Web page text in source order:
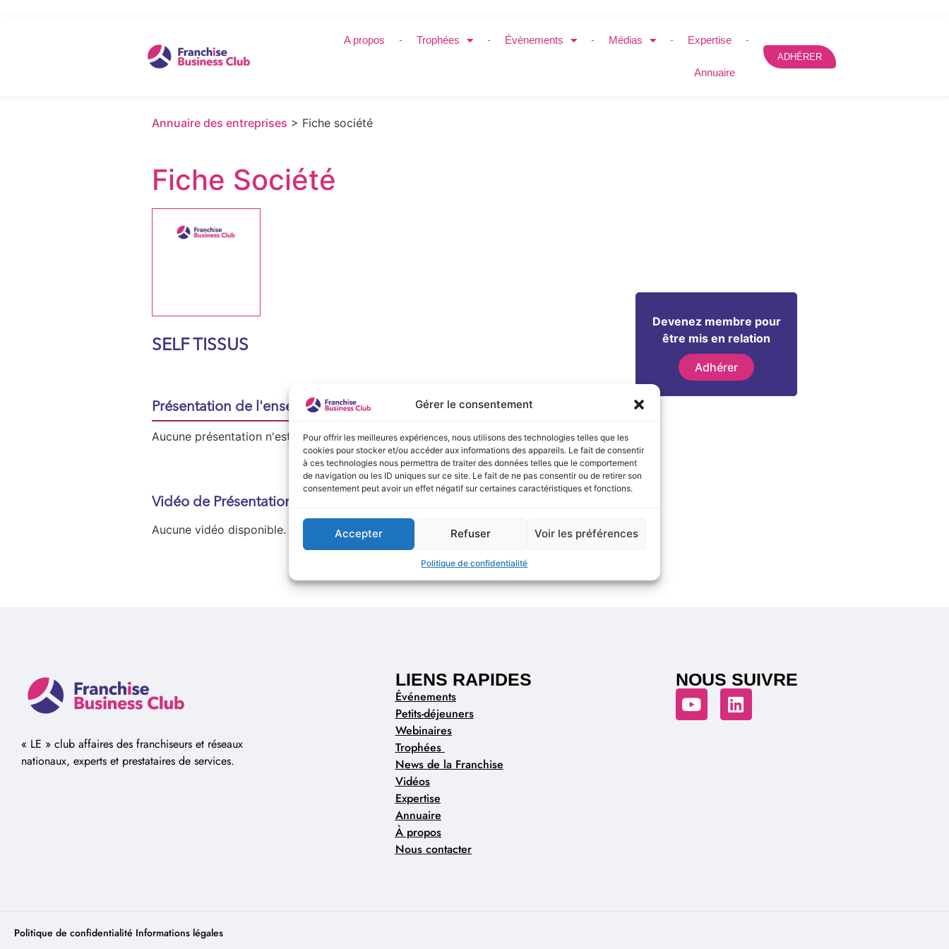
Gérer le consentement
Pour offrir les meilleures expériences, nous utilisons des technologies telles que les
cookies pour stocker et/ou accéder aux informations des appareils. Le fait de consentir
à ces technologies nous permettra de traiter des données telles que le comportement
de navigation ou les ID uniques sur ce site. Le fait de ne pas consentir ou de retirer son
consentement peut avoir un effet négatif sur certaines caractéristiques et fonctions.
Accepter Refuser Voir les préférences
Politique de confidentialité
A propos Trophées Évènements Médias Expertise
Annuaire
ADHÉRER
Annuaire des entreprises > Fiche société
Devenez membre pour
être mis en relation
Adhérer
Fiche Société
SELF TISSUS
Présentation de l'enseigne :
Aucune présentation n'est disponible actuellement !
Vidéo de Présentation
Aucune vidéo disponible.
« LE » club affaires des franchiseurs et réseaux
nationaux, experts et prestataires de services.
LIENS RAPIDES
Événements
Petits-déjeuners
Webinaires
Trophées
News de la Franchise
Vidéos
Expertise
Annuaire
À propos
Nous contacter
NOUS SUIVRE
Politique de confidentialité Informations légales